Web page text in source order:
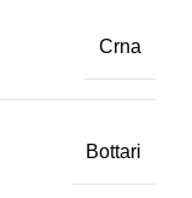
Crna
Bottari